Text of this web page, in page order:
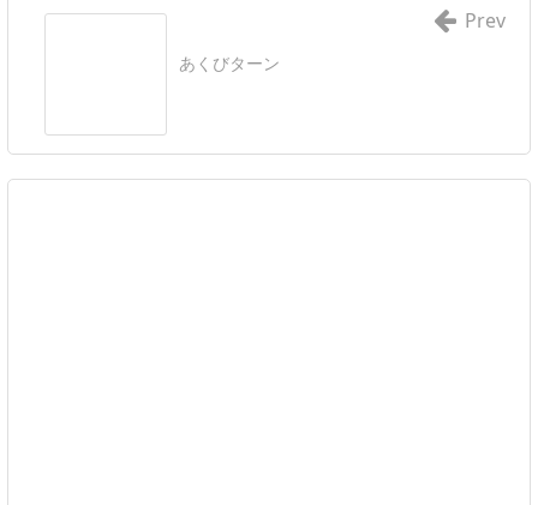
あくびターン
Prev